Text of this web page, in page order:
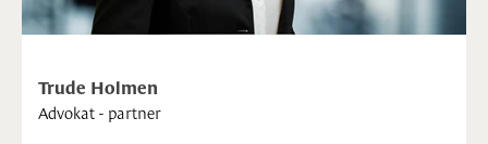
Trude Holmen
Advokat - partner